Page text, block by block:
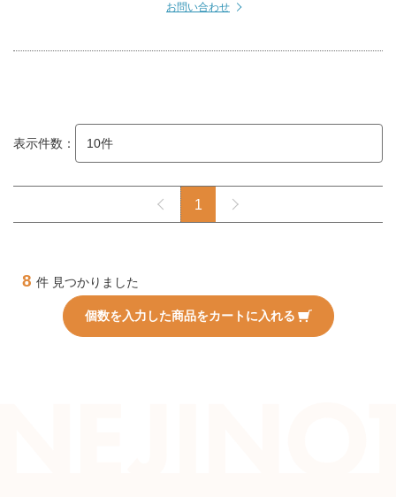
お問い合わせ
表示件数：
1
8 件 見つかりました
個数を入力した商品をカートに入れる